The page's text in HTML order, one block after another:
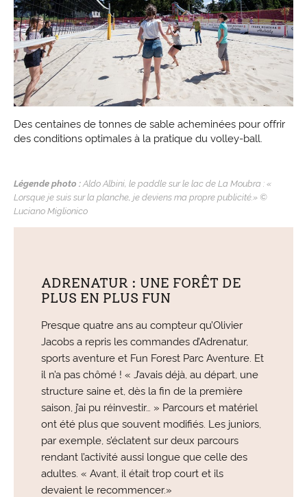
Des centaines de tonnes de sable acheminées pour offrir
des conditions optimales à la pratique du volley-ball.
Légende photo :Aldo Albini, le paddle sur le lac de La Moubra : «
Lorsque je suis sur la planche, je deviens ma propre publicité.» ©
Luciano Miglionico
ADRENATUR : UNE FORÊT DE
PLUS EN PLUS FUN
Presque quatre ans au compteur qu’Olivier
Jacobs a repris les commandes d’Adrenatur,
sports aventure et Fun Forest Parc Aventure. Et
il n’a pas chômé ! « J’avais déjà, au départ, une
structure saine et, dès la fin de la première
saison, j’ai pu réinvestir… » Parcours et matériel
ont été plus que souvent modifiés. Les juniors,
par exemple, s’éclatent sur deux parcours
rendant l’activité aussi longue que celle des
adultes. « Avant, il était trop court et ils
devaient le recommencer.»